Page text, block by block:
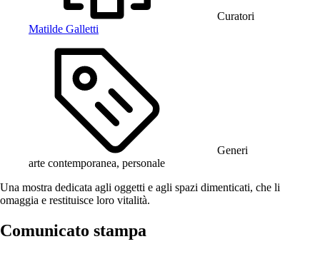
Curatori
Matilde Galletti
Generi
arte contemporanea, personale
Una mostra dedicata agli oggetti e agli spazi dimenticati, che li
omaggia e restituisce loro vitalità.
Comunicato stampa